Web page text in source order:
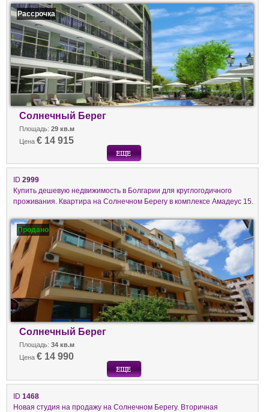
Рассрочка
Солнечный Берег
Площадь: 29 кв.м
Цена € 14 915
ID 2999
Купить дешевую недвижимость в Болгарии для круглогодичного
проживания. Квартира на Солнечном Берегу в комплексе Амадеус 15.
Продано
Солнечный Берег
Площадь: 34 кв.м
Цена € 14 990
ID 1468
Новая студия на продажу на Солнечном Берегу. Вторичная